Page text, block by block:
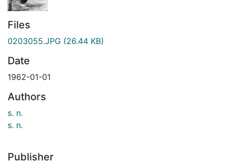
Files
0203055.JPG (26.44 KB)
Date
1962-01-01
Authors
s. n.
s. n.
Publisher